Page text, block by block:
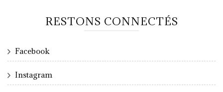
RESTONS CONNECTÉS
Facebook
Instagram